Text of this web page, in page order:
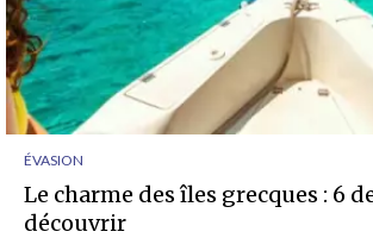
ÉVASION
Le charme des îles grecques : 6
découvrir